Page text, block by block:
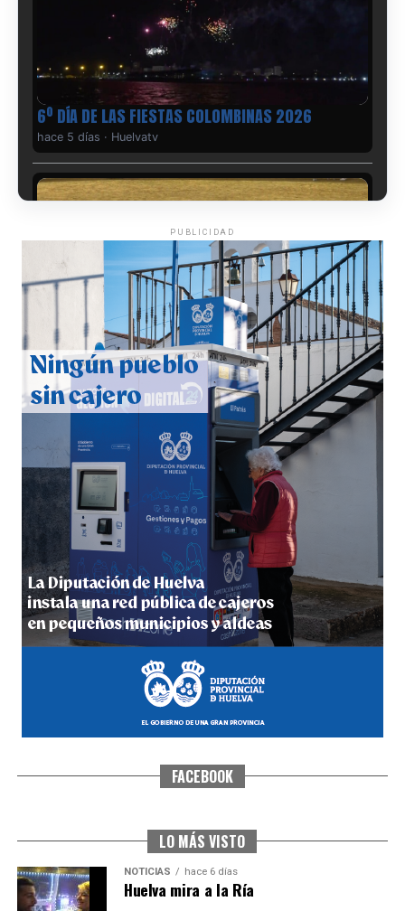
6º DÍA DE LAS FIESTAS COLOMBINAS 2026
hace 5 días · Huelvatv
QUINTA CORRIDA DE LAS FIESTAS COLOMBINAS
2026
hace 6 días·Huelvatv
5º DÍA DE LAS FIESTAS COLOMBINAS 2026
hace 6 días·Huelvatv
CUARTA CORRIDA DE LAS FIESTAS COLOMBINAS
PUBLICIDAD
FACEBOOK
LO MÁS VISTO
NOTICIAS hace 6 días
Huelva mira a la Ría